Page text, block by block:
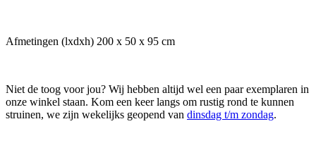
Afmetingen (lxdxh) 200 x 50 x 95 cm
Niet de toog voor jou? Wij hebben altijd wel een paar exemplaren in
onze winkel staan. Kom een keer langs om rustig rond te kunnen
struinen, we zijn wekelijks geopend van dinsdag t/m zondag.